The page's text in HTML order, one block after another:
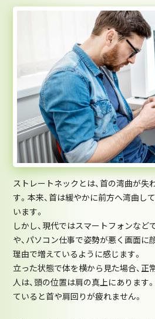
ストレートネックとは、首の湾曲が失
す。本来、首は緩やかに前方へ湾曲し
います。
しかし、現代ではスマートフォンなど
や、パソコン仕事で姿勢が悪く画面に
理由で増えているように感じます。
立った状態で体を横から見た場合、正
人は、頭の位置は肩の真上にあります
ていると首や肩回りが疲れません。